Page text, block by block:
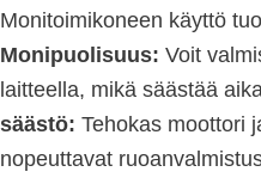
Monitoimikoneen käyttö
Monipuolisuus: Voit
laitteella, mikä säästää
säästö: Tehokas moottori
nopeuttavat